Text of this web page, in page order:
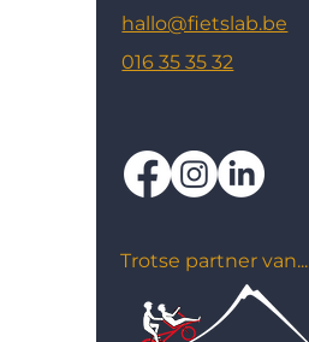
hallo@fietslab.be
016 35 35 32
Trotse partner van...